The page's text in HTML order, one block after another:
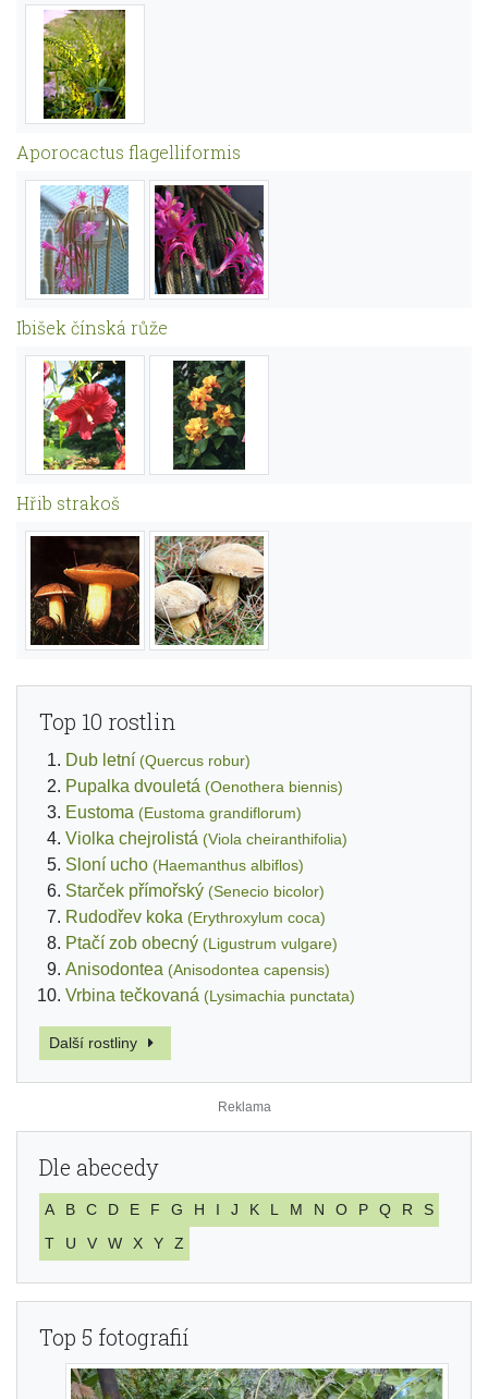
Aporocactus flagelliformis
Ibišek čínská růže
Hřib strakoš
Top 10 rostlin
Dub letní (Quercus robur)
Pupalka dvouletá (Oenothera biennis)
Eustoma (Eustoma grandiflorum)
Violka chejrolistá (Viola cheiranthifolia)
Sloní ucho (Haemanthus albiflos)
Starček přímořský (Senecio bicolor)
Rudodřev koka (Erythroxylum coca)
Ptačí zob obecný (Ligustrum vulgare)
Anisodontea (Anisodontea capensis)
Vrbina tečkovaná (Lysimachia punctata)
Další rostliny
Dle abecedy
A B C D E F G H I J K L M N O P Q R
S
T
U V W X Y Z
Top 5 fotografií